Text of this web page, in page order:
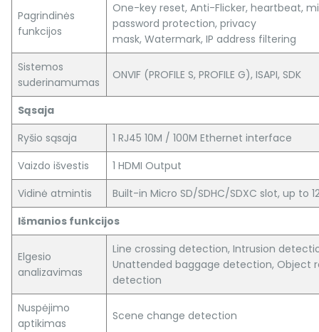
Pagrindinės
funkcijos
One-key reset, Anti-Flicker, heartbeat,
password protection, privacy
mask, Watermark, IP address filtering
Sistemos
suderinamumas
ONVIF (PROFILE S, PROFILE G), ISAPI, SDK
Sąsaja
Ryšio sąsaja
1 RJ45 10M / 100M Ethernet interface
Vaizdo išvestis
1 HDMI Output
Vidinė atmintis
Built-in Micro SD/SDHC/SDXC slot, up to
Išmanios funkcijos
Elgesio
analizavimas
Line crossing detection, Intrusion
Unattended baggage detection, Object
detection
Nuspėjimo
aptikimas
Scene change detection